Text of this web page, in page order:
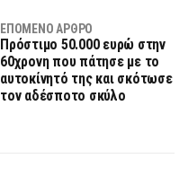
ΕΠΌΜΕΝΟ ΆΡΘΡΟ
Πρόστιμο 50.000 ευρώ στην
60χρονη που πάτησε με το
αυτοκίνητό της και σκότωσε
τον αδέσποτο σκύλο